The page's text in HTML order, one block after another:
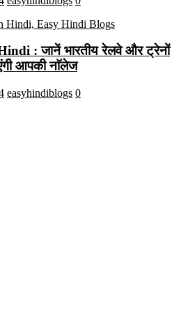
: जानें भारतीय रेलवे और ट्रेनों
आपकी नाॅलेज
easyhindiblogs 0